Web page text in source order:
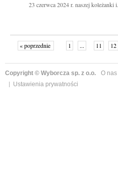
23 czerwca 2024 r. naszej koleżanki
« poprzednie 1 ... 11 12
Copyright © Wyborcza sp. z o.o. O nas
Ustawienia prywatności